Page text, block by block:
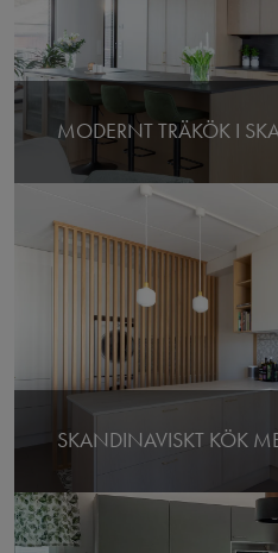
MODERNT TRÄKÖK I
Färdigt: 2025
Butik: Espoo
SKANDINAVISKT KÖK
Färdigt:
Butik: Espoo